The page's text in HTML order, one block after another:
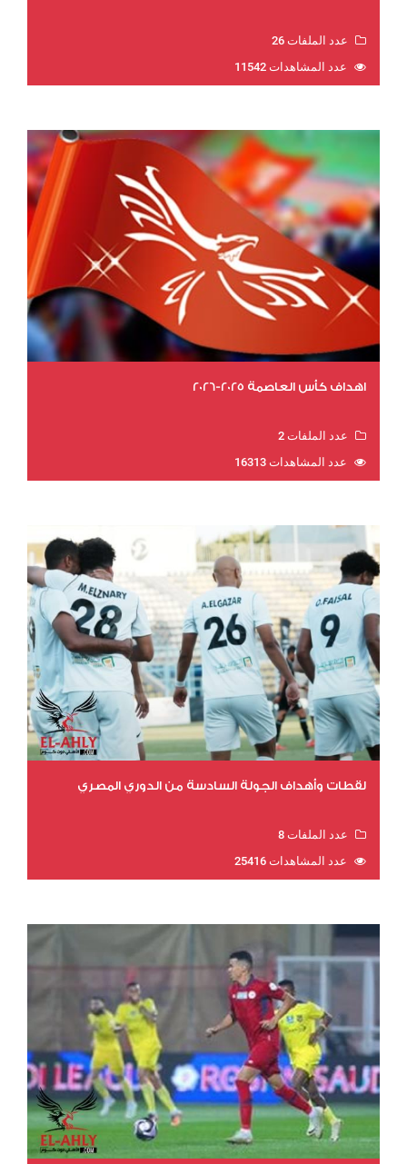
عدد الملفات 26
عدد المشاهدات 11542
اهداف كأس العاصمة 2025-2026
عدد الملفات 2
عدد المشاهدات 16313
لقطات وأهداف الجولة السادسة من الدوري المصري
عدد الملفات 8
عدد المشاهدات 25416